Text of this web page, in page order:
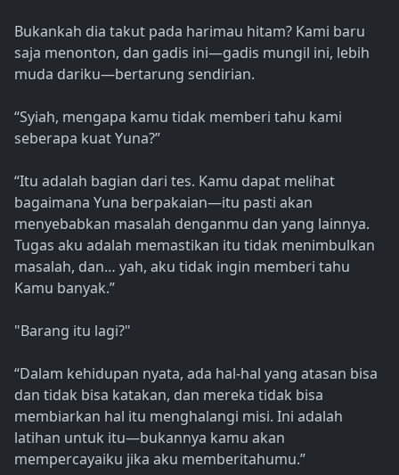
Bukankah dia takut pada harimau hitam? Kami baru
saja menonton, dan gadis ini—gadis mungil ini, lebih
muda dariku—bertarung sendirian.
“Syiah, mengapa kamu tidak memberi tahu kami
seberapa kuat Yuna?”
“Itu adalah bagian dari tes. Kamu dapat melihat
bagaimana Yuna berpakaian—itu pasti akan
menyebabkan masalah denganmu dan yang lainnya.
Tugas aku adalah memastikan itu tidak menimbulkan
masalah, dan… yah, aku tidak ingin memberi tahu
Kamu banyak.”
"Barang itu lagi?"
“Dalam kehidupan nyata, ada hal-hal yang atasan bisa
dan tidak bisa katakan, dan mereka tidak bisa
membiarkan hal itu menghalangi misi. Ini adalah
latihan untuk itu—bukannya kamu akan
mempercayaiku jika aku memberitahumu.”